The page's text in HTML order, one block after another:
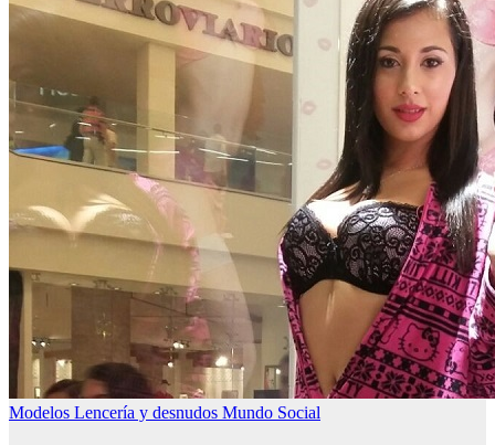
Modelos Lencería y desnudos Mundo Social